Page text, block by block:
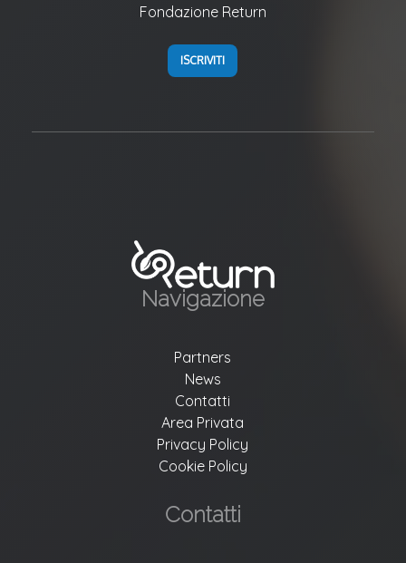
Fondazione Return
ISCRIVITI
Navigazione
Partners
News
Contatti
Area Privata
Privacy Policy
Cookie Policy
Contatti